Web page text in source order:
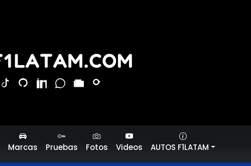
Marcas Pruebas Fotos Videos AUTOS F1LATAM